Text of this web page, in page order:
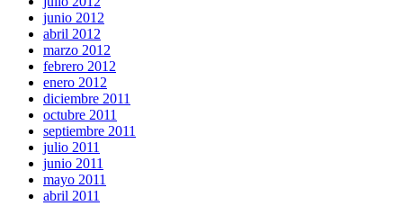
junio 2012
abril 2012
marzo 2012
febrero 2012
enero 2012
diciembre 2011
octubre 2011
septiembre 2011
julio 2011
junio 2011
mayo 2011
abril 2011